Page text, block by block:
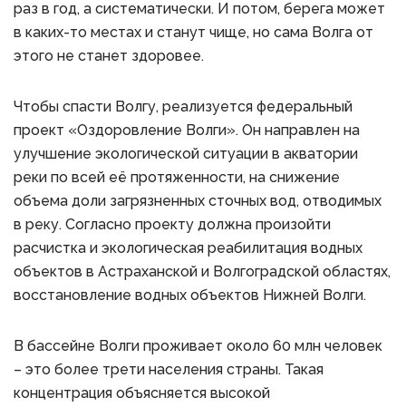
раз в год, а систематически. И потом, берега может
в каких-то местах и станут чище, но сама Волга от
этого не станет здоровее.
Чтобы спасти Волгу, реализуется федеральный
проект «Оздоровление Волги». Он направлен на
улучшение экологической ситуации в акватории
реки по всей её протяженности, на снижение
объема доли загрязненных сточных вод, отводимых
в реку. Согласно проекту должна произойти
расчистка и экологическая реабилитация водных
объектов в Астраханской и Волгоградской областях,
восстановление водных объектов Нижней Волги.
В бассейне Волги проживает около 60 млн человек
– это более трети населения страны. Такая
концентрация объясняется высокой